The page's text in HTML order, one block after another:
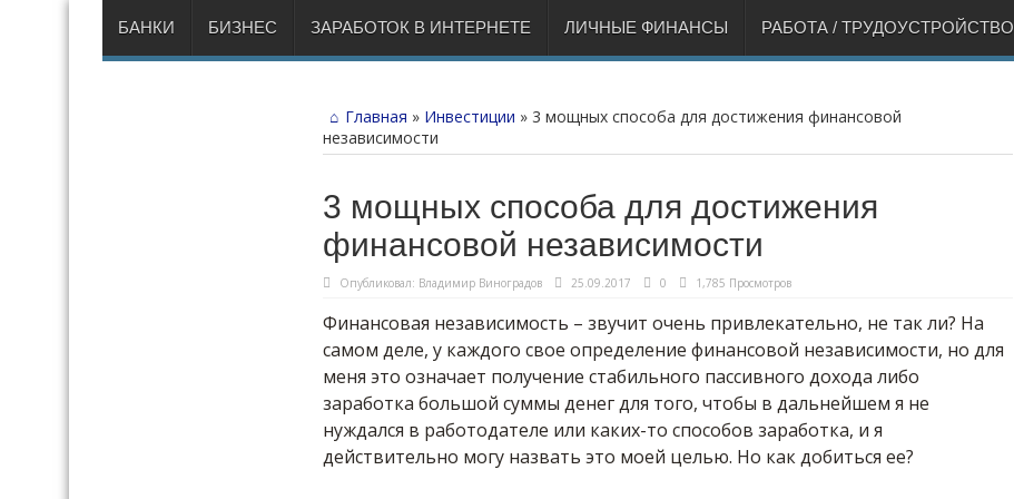
БАНКИ БИЗНЕС ЗАРАБОТОК В ИНТЕРНЕТЕ ЛИЧНЫЕ ФИНАНСЫ РАБОТА / ТРУДОУСТРОЙСТВО
Главная » Инвестиции » 3 мощных способа для достижения финансовой
независимости
3 мощных способа для достижения
финансовой независимости
Опубликовал: Владимир Виноградов 25.09.2017 0 1,785 Просмотров
Финансовая независимость – звучит очень привлекательно, не так ли? На
самом деле, у каждого свое определение финансовой независимости, но для
меня это означает получение стабильного пассивного дохода либо
заработка большой суммы денег для того, чтобы в дальнейшем я не
нуждался в работодателе или каких-то способов заработка, и я
действительно могу назвать это моей целью. Но как добиться ее?